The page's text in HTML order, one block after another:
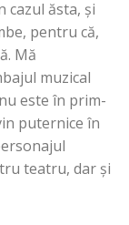
cazul ăsta, şi
pentru că,
Mă
muzical
este în prim-
puternice în
teatru, dar şi